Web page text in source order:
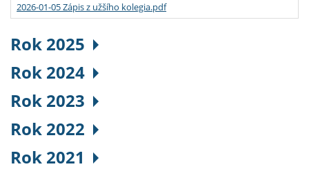
2026-01-05 Zápis z užšího kolegia.pdf
Rok 2025
Rok 2024
Rok 2023
Rok 2022
Rok 2021